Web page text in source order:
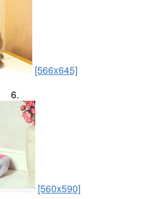
[566x645]
6.
[560x590]